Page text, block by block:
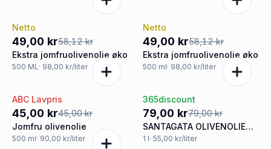
-16%
Netto
49,00 kr58,12 kr
Ekstra jomfruolivenolie øko
500 ML · 98,00 kr/liter
-16%
Netto
49,00 kr58,12 kr
Ekstra jomfruolivenolie øko
500 ml· 98,00 kr/liter
Tilbud
ABC Lavpris
45,00 kr45,00 kr
Jomfru olivenolie
500 ml· 90,00 kr/liter
Tilbud
365discount
79,00 kr79,00 kr
SANTAGATA OLIVENOLIE
EXTRA SANTAGATA
1 l· 55,00 kr/liter